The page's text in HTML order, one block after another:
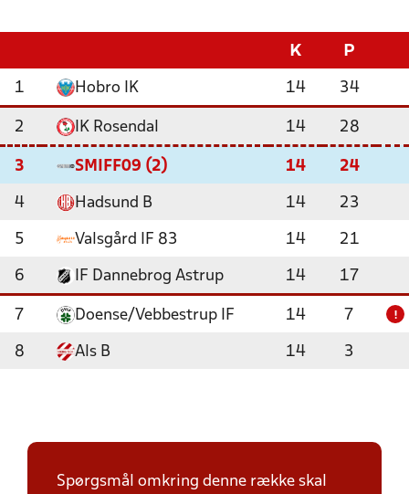
K P
1 Hobro IK 14 34
2 IK Rosendal 14 28
3 SMIFF09 (2) 14 24
4 Hadsund B 14 23
5 Valsgård IF 83 14 21
6 IF Dannebrog Astrup 14 17
7 Doense/Vebbestrup IF 14 7 !
8 Als B 14 3
Spørgsmål omkring denne række skal